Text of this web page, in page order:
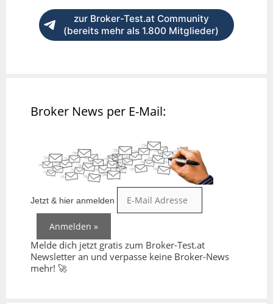
zur Broker-Test.at Community
(bereits mehr als 1.800 Mitglieder)
Broker News per E-Mail:
Jetzt & hier anmelden
Melde dich jetzt gratis zum Broker-Test.at
Newsletter an und verpasse keine Broker-News
mehr! 🚀